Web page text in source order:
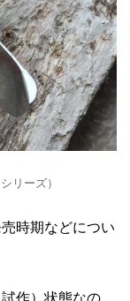
リーズ）
時期などについ
作）状態なの